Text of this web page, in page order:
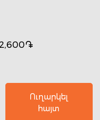
Ուղարկել
հայտ